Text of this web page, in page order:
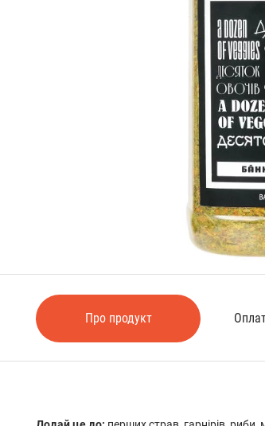
Про продукт